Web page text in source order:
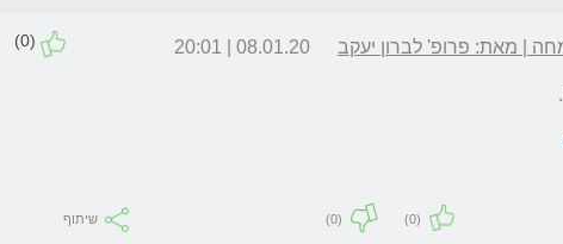
| מאת: פרופ' לברון יעקב 08.01.20 | 20:01
(0)
(0)
(0) שיתוף